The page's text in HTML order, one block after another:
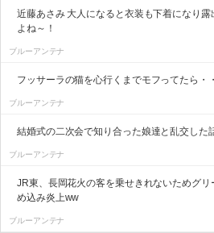
近藤あさみ 大人になると衣装も下着になり
よね～！
ブルーアンテナ
フッサーラの猫を心行くまでモフってたら・
ブルーアンテナ
結婚式の二次会で知り合った娘達と乱交した
ブルーアンテナ
JR東、長岡花火の客を乗せきれないためグ
め込み炎上ww
ブルーアンテナ